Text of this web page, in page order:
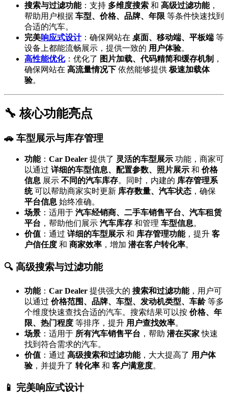
搜索与过滤功能：支持 多维度搜索 和 高级过滤功能，
帮助用户根据 车型、价格、品牌、年限 等条件快速找到
合适的汽车。
完美响应式设计：确保网站在 桌面、移动端、平板端 等
设备上都能流畅展示，提供一致的 用户体验。
高性能优化：优化了 图片加载、代码精简和缓存机制 ，
确保网站在 高流量情况下 依然能够提供 极速加载体
验。
🔧 核心功能亮点
🚗 车型展示与库存管理
功能： Car Dealer 提供了 灵活的车型展示 功能，商家可
以通过 详细的车型信息、配置参数、照片展示 和 价格
信息 展示 不同的汽车库存。同时，内建的 库存管理系
统可以帮助商家实时更新 库存数量、汽车状态 ，确保
平台信息 始终准确。
场景 ：适用于 汽车经销商、二手车销售平台、汽车租赁
平台 ，帮助他们展示 汽车库存 和管理 车型信息。
价值 ：通过 详细的车型展示 和 库存管理功能，提升 客
户信任度 和 商家效率 ，增加 潜在客户转化率。
🔍 高级搜索与过滤功能
功能： Car Dealer 提供强大的 搜索和过滤功能，用户可
以通过 价格范围、品牌、车型、发动机类型、车龄等多
个维度快速查找合适的汽车。搜索结果可以按 价格、年
限、热门程度 等排序，提升 用户查找效率。
场景 ：适用于 所有汽车销售平台 ，帮助 潜在买家快速
找到符合需求的汽车。
价值 ：通过 高级搜索和过滤功能，大大提高了 用户体
验，并提升了 转化率 和 客户满意度。
📱 完美响应式设计